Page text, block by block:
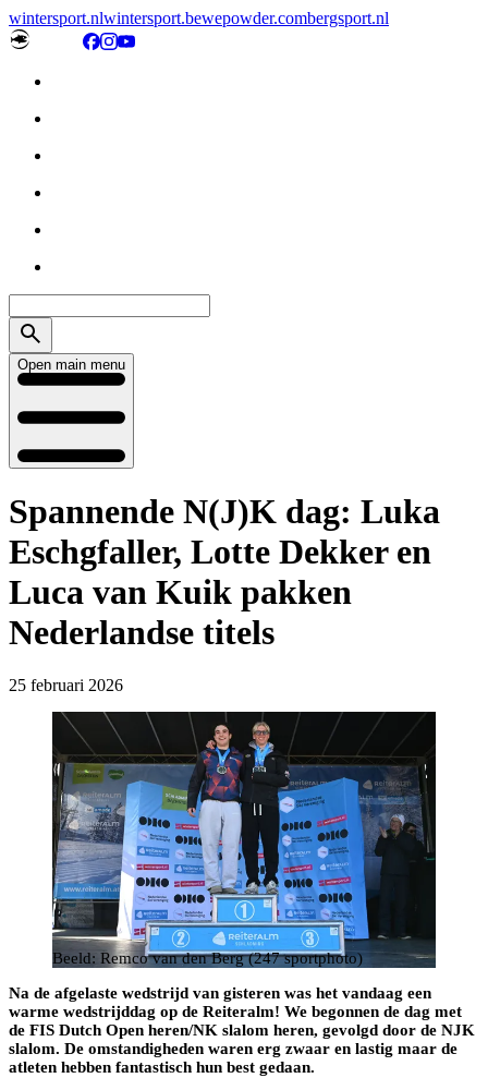
wintersport.nlwintersport.bewepowder.combergsport.nl
Open main menu
Spannende N(J)K dag: Luka
Eschgfaller, Lotte Dekker en
Luca van Kuik pakken
Nederlandse titels
25 februari 2026
Beeld: Remco van den Berg (247 sportphoto)
Na de afgelaste wedstrijd van gisteren was het vandaag een
warme wedstrijddag op de Reiteralm! We begonnen de dag met
de FIS Dutch Open heren/NK slalom heren, gevolgd door de NJK
slalom. De omstandigheden waren erg zwaar en lastig maar de
atleten hebben fantastisch hun best gedaan.